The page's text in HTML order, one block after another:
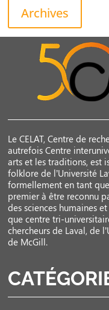
Archives
Le CELAT, Centre de
autrefois Centre
arts et les traditions, est
folklore de l’Université
formellement en tant
premier à être reconnu
des sciences humaines
que centre tri-
chercheurs de Laval, de
de McGill.